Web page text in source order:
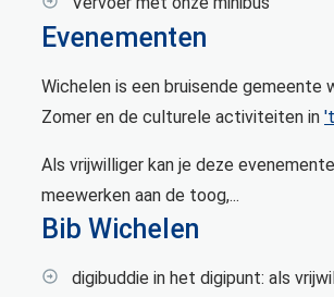
Evenementen
Wichelen is een bruisende gemeente
Zomer en de culturele activiteiten in
Als vrijwilliger kan je deze
meewerken aan de toog,...
Bib Wichelen
digibuddie in het digipunt: als